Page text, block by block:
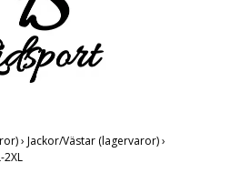
› Jackor/Västar (lagervaror)›
2XL